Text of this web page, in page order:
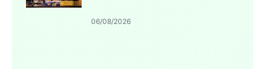
06/08/2026